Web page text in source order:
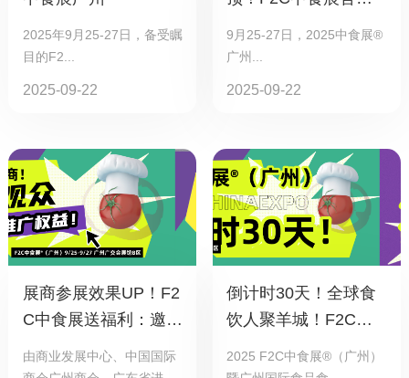
2025年9月25-27日，备受瞩
目的F2...
2025-09-22
指南助您高效选品抓
商机
9月25-27日，2025中食展®
广州...
2025-09-22
展商参展效果UP！F2
C中食展送福利：邀约
观众加享多重推广权
益！
由商业发展中心、中国国际
倒计时30天！全球食
饮人聚羊城！F2C中
食展9月将于广州启幕
2025 F2C中食展®（广州）